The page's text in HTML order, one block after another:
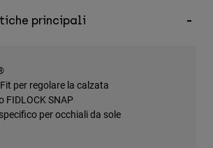
principali
per regolare la calzata
FIDLOCK SNAP
per occhiali da sole